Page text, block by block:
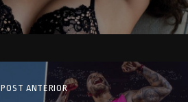
POST ANTERIOR